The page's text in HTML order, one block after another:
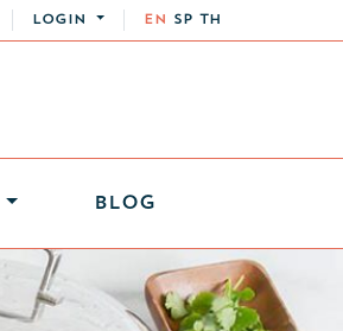
LOGIN EN SP TH
BLOG